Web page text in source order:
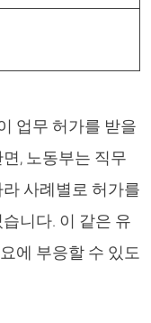
업무 허가를 받을
, 노동부는 직무
사례별로 허가를
니다. 이 같은 유
에 부응할 수 있도